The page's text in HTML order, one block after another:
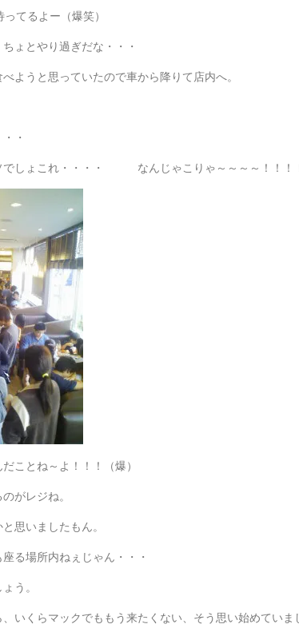
てるよー（爆笑）
ょとやり過ぎだな・・・
ようと思っていたので車から降りて店内へ。
・
しょこれ・・・・ なんじゃこりゃ～～～～！！！！
ことね～よ！！！（爆）
がレジね。
思いましたもん。
る場所内ねぇじゃん・・・
う。
いくらマックでももう来たくない、そう思い始めていま